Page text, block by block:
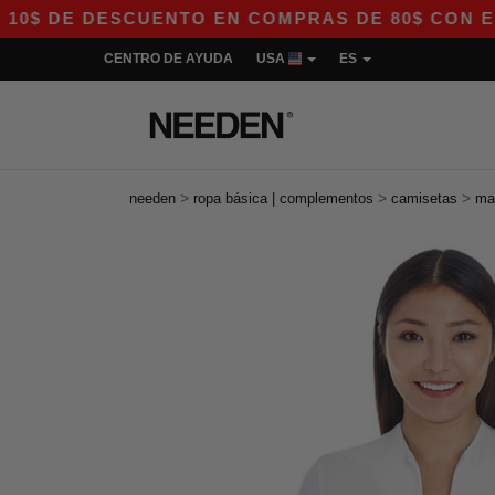
EN COMPRAS DE 80$ CON EL
CENTRO DE AYUDA USA ES
needen > ropa básica | complementos > camisetas >